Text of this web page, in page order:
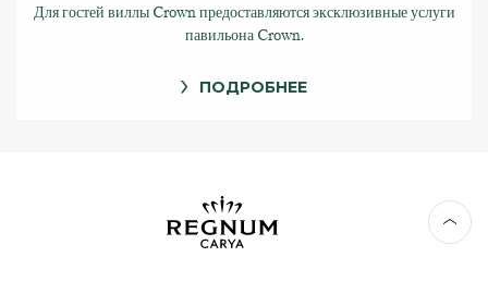
Для гостей виллы Crown предоставляются эксклюзивные услуги
павильона Crown.
ПОДРОБНЕЕ